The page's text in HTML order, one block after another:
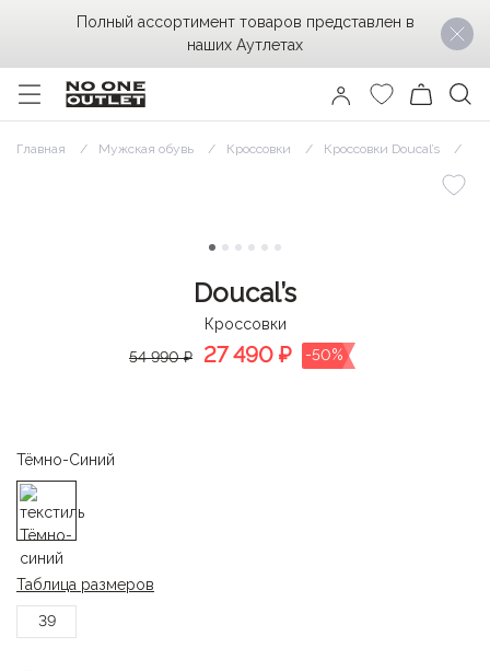
Главная Мужская обувь Кроссовки Кроссовки Doucal’s
Doucal’s
Кроссовки
54 990 ₽
27 490 ₽ -50%
Тёмно-Синий
Таблица размеров
39
Полный ассортимент товаров представлен в
наших Аутлетах